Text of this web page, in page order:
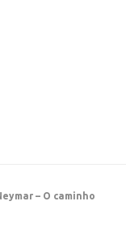
– O caminho